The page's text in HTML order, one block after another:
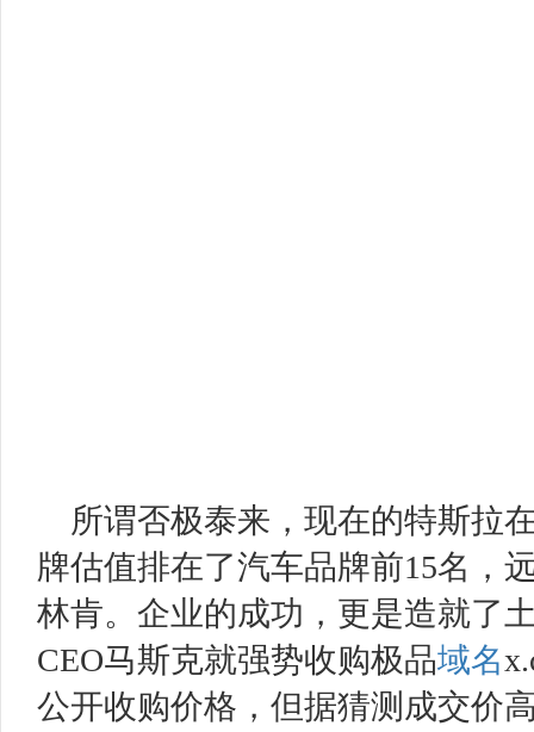
所谓否极泰来，现在的特斯拉
牌估值排在了汽车品牌前15名，
林肯。企业的成功，更是造就了
CEO马斯克就强势收购极品域名
公开收购价格，但据猜测成交价